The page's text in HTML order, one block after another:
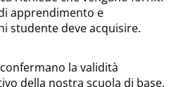
apprendimento e
studente deve acquisire.
la validità
della nostra scuola di base,